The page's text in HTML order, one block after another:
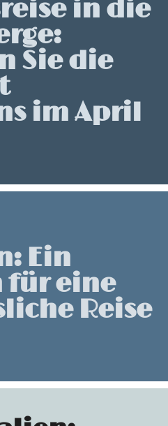
in die
Sie die
im April
Ein
für eine
Reise